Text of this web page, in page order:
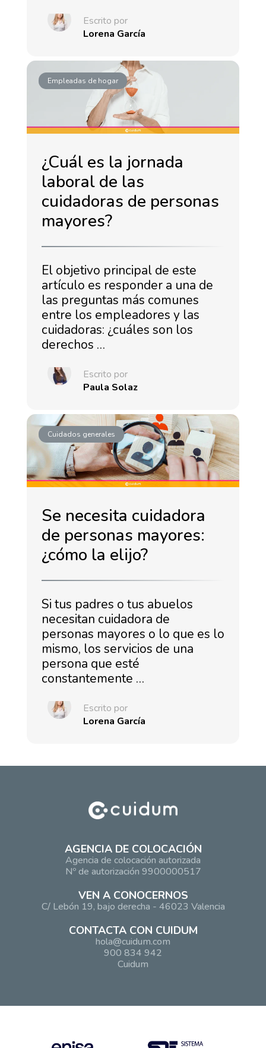
Escrito por
Lorena García
Empleadas de hogar
¿Cuál es la jornada
laboral de las
cuidadoras de personas
mayores?
El objetivo principal de este
artículo es responder a una de
las preguntas más comunes
entre los empleadores y las
cuidadoras: ¿cuáles son los
derechos …
Escrito por
Paula Solaz
Cuidados generales
Se necesita cuidadora
de personas mayores:
¿cómo la elijo?
Si tus padres o tus abuelos
necesitan cuidadora de
personas mayores o lo que es lo
mismo, los servicios de una
persona que esté
constantemente …
Escrito por
Lorena García
AGENCIA DE COLOCACIÓN
Agencia de colocación autorizada
Nº de autorización 9900000517
VEN A CONOCERNOS
C/ Lebón 19, bajo derecha - 46023 Valencia
CONTACTA CON CUIDUM
hola@cuidum.com
900 834 942
Cuidum